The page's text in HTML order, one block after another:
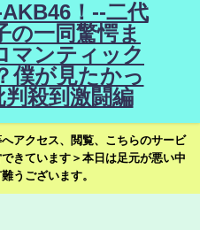
！--二代
の一同驚愕ま
マンティック
僕が見たかっ
殺到激闘編
アクセス、閲覧、こちらのサービ
きています＞本日は足元が悪い中
うございます。